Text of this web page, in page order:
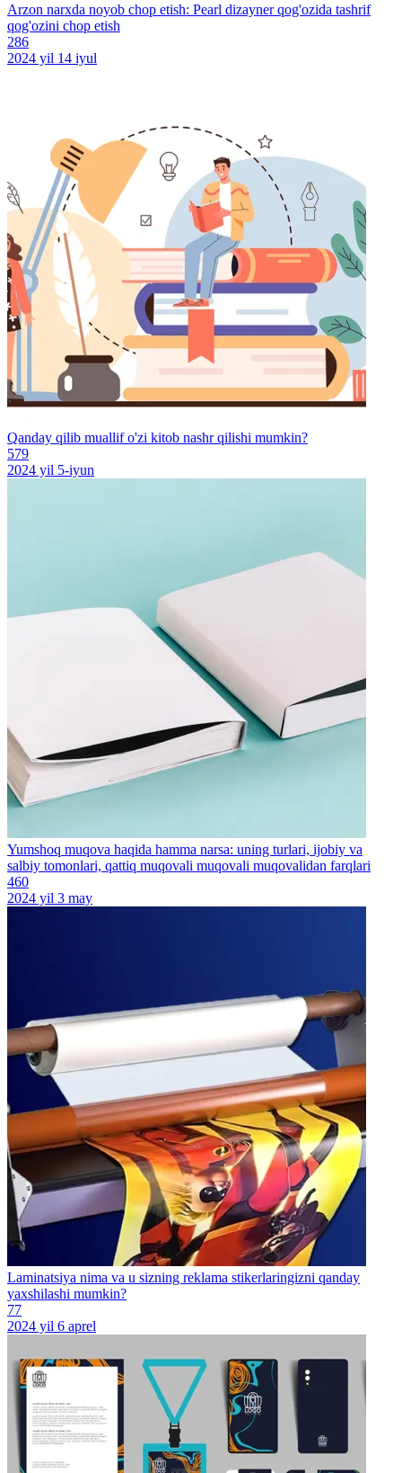
Arzon narxda noyob chop etish: Pearl dizayner qog'ozida tashrif
qog'ozini chop etish
286
2024 yil 14 iyul
Qanday qilib muallif o'zi kitob nashr qilishi mumkin?
579
2024 yil 5-iyun
Yumshoq muqova haqida hamma narsa: uning turlari, ijobiy va
salbiy tomonlari, qattiq muqovali muqovali muqovalidan farqlari
460
2024 yil 3 may
Laminatsiya nima va u sizning reklama stikerlaringizni qanday
yaxshilashi mumkin?
77
2024 yil 6 aprel